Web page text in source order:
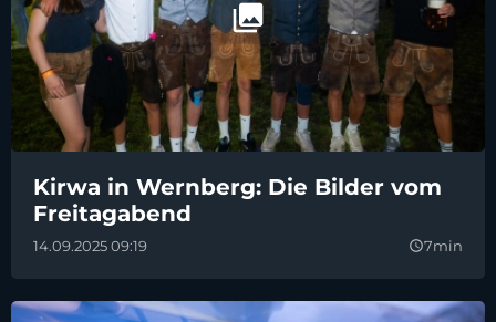
Kirwa in Wernberg: Die Bilder vom
Freitagabend
14.09.2025 09:19 query_builder7min